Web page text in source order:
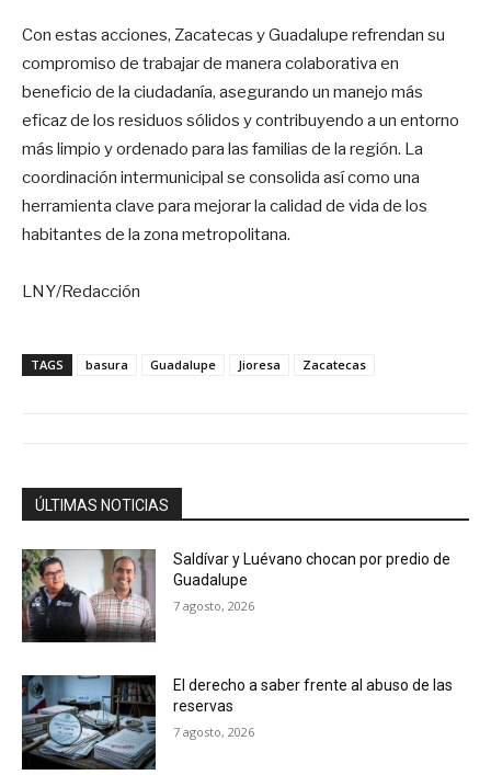
Con estas acciones, Zacatecas y Guadalupe refrendan su
compromiso de trabajar de manera colaborativa en
beneficio de la ciudadanía, asegurando un manejo más
eficaz de los residuos sólidos y contribuyendo a un entorno
más limpio y ordenado para las familias de la región. La
coordinación intermunicipal se consolida así como una
herramienta clave para mejorar la calidad de vida de los
habitantes de la zona metropolitana.
LNY/Redacción
TAGS basura Guadalupe Jioresa Zacatecas
ÚLTIMAS NOTICIAS
Saldívar y Luévano chocan por predio de
Guadalupe
7 agosto, 2026
El derecho a saber frente al abuso de las
reservas
7 agosto, 2026